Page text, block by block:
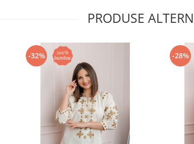
PRODUSE
-32% -28%